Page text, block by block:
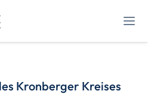
Kronberger Kreises